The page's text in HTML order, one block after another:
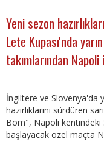
Yeni sezon
Lete Kupası'nda
takımlarından
İngiltere ve Slovenya'da
hazırlıklarını sürdüren
Bom", Napoli kentindeki
başlayacak özel maçta